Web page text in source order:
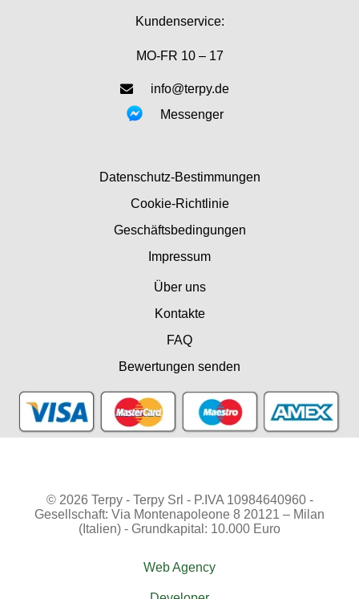
Kundenservice:
MO-FR 10 – 17
info@terpy.de
Messenger
Datenschutz-Bestimmungen
Cookie-Richtlinie
Geschäftsbedingungen
Impressum
Über uns
Kontakte
FAQ
Bewertungen senden
© 2026 Terpy - Terpy Srl - P.IVA 10984640960 -
Gesellschaft: Via Montenapoleone 8 20121 – Milan
(Italien) - Grundkapital: 10.000 Euro
Web Agency